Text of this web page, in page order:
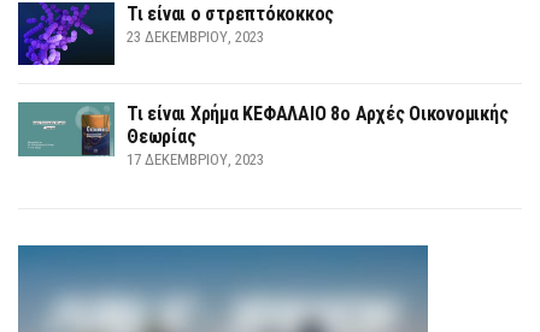
Τι είναι ο στρεπτόκοκκος
23 ΔΕΚΕΜΒΡΊΟΥ, 2023
Τι είναι Χρήμα ΚΕΦΑΛΑΙΟ 8ο Αρχές Οικονομικής
Θεωρίας
17 ΔΕΚΕΜΒΡΊΟΥ, 2023